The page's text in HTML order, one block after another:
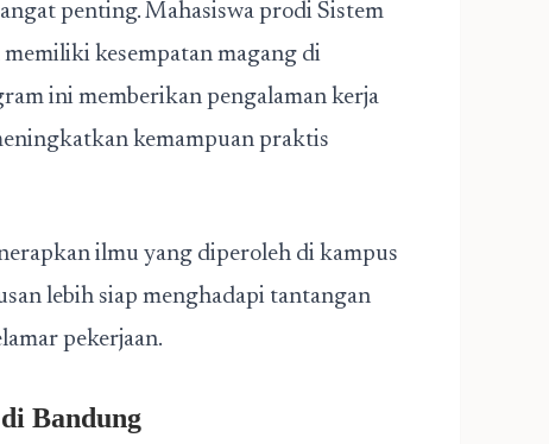
penting. Mahasiswa prodi Sistem
kesempatan magang di
ini memberikan pengalaman kerja
kemampuan praktis
ilmu yang diperoleh di kampus
lebih siap menghadapi tantangan
pekerjaan.
Bandung